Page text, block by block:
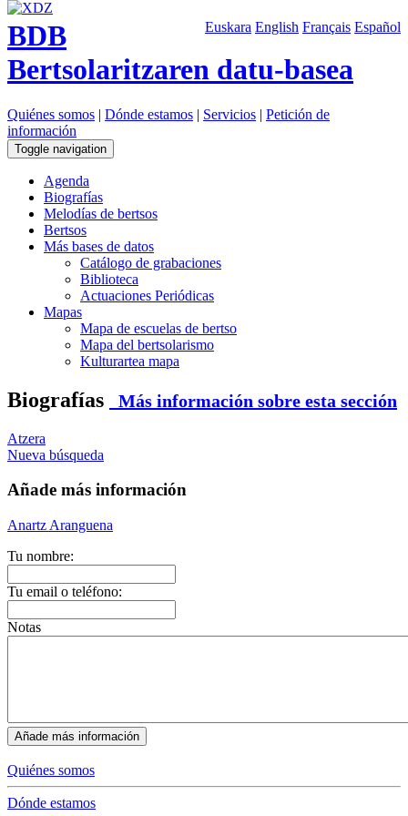
Euskara English Français Español
BDB
Bertsolaritzaren datu-basea
Quiénes somos | Dónde estamos | Servicios | Petición de
información
Toggle navigation
Agenda
Biografías
Melodías de bertsos
Bertsos
Más bases de datos
Catálogo de grabaciones
Biblioteca
Actuaciones Periódicas
Mapas
Mapa de escuelas de bertso
Mapa del bertsolarismo
Kulturartea mapa
Biografías Más información sobre esta sección
Atzera
Nueva búsqueda
Añade más información
Anartz Aranguena
Tu nombre:
Tu email o teléfono:
Notas
Quiénes somos
Dónde estamos